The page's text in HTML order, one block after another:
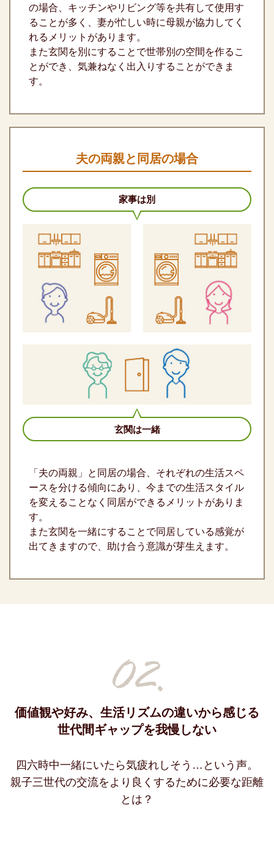
の場合、キッチンやリビング等を共有して使用す
ることが多く、妻が忙しい時に母親が協力してく
れるメリットがあります。
また玄関を別にすることで世帯別の空間を作るこ
とができ、気兼ねなく出入りすることができま
す。
夫の両親と同居の場合
家事は別
玄関は一緒
「夫の両親」と同居の場合、それぞれの生活スペ
ースを分ける傾向にあり、今までの生活スタイル
を変えることなく同居ができるメリットがありま
す。
また玄関を一緒にすることで同居している感覚が
出てきますので、助け合う意識が芽生えます。
価値観や好み、生活リズムの違いから感じる
世代間ギャップを我慢しない
四六時中一緒にいたら気疲れしそう…という声。
親子三世代の交流をより良くするために必要な距離
とは？